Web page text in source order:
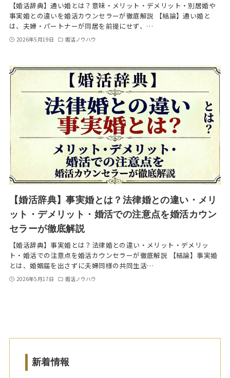
【婚活辞典】通い婚とは？意味・メリット・デメリット・別居婚や
事実婚との違いを婚活カウンセラーが徹底解説 【結論】通い婚と
は、夫婦・パートナーが同居を前提にせず、…
2026年5月19日 婚活ノウハウ
【婚活辞典】事実婚とは？法律婚との違い・メリ
ット・デメリット・婚活での注意点を婚活カウン
セラーが徹底解説
【婚活辞典】事実婚とは？法律婚との違い・メリット・デメリッ
ト・婚活での注意点を婚活カウンセラーが徹底解説 【結論】事実婚
とは、婚姻届を出さずに夫婦同様の共同生活…
2026年5月17日 婚活ノウハウ
新着情報